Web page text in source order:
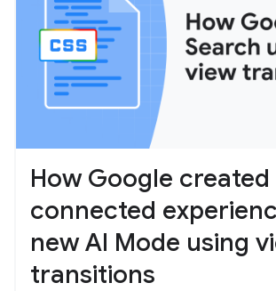
How Google created
connected
new AI Mode using
transitions